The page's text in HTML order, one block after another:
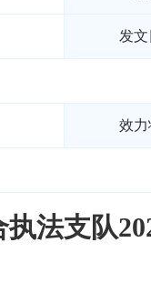
发文
效力
法支队